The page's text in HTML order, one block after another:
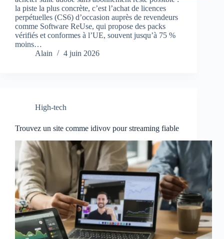
la piste la plus concrète, c’est l’achat de licences
perpétuelles (CS6) d’occasion auprès de revendeurs
comme Software ReUse, qui propose des packs
vérifiés et conformes à l’UE, souvent jusqu’à 75 %
moins…
Alain
4 juin 2026
High-tech
Trouvez un site comme idivov pour streaming fiable